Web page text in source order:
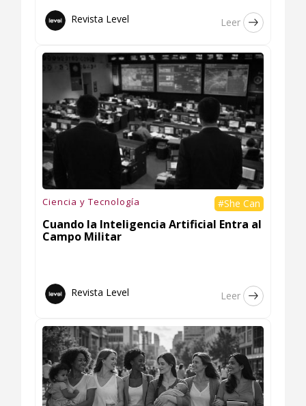
Revista Level Leer
Ciencia y Tecnología #She Can
Cuando la Inteligencia Artificial Entra al
Campo Militar
Revista Level Leer